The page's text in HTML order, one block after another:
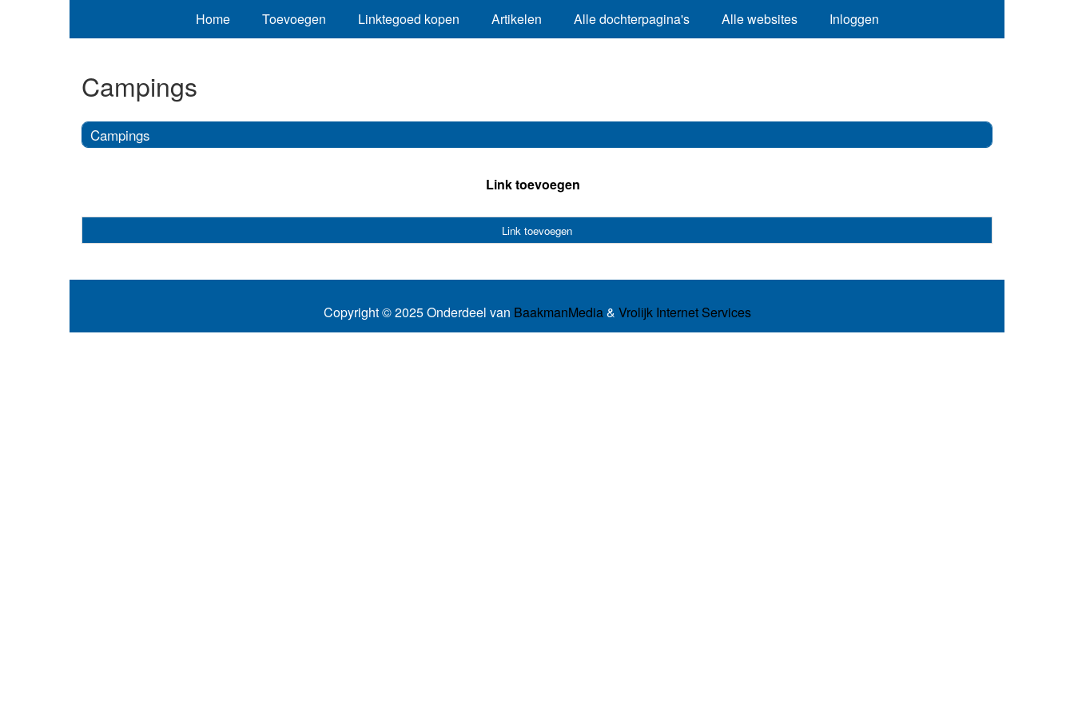
Home Toevoegen Linktegoed kopen Artikelen Alle dochterpagina's Alle websites Inloggen
Campings
Campings
Link toevoegen
Link toevoegen
Copyright © 2025 Onderdeel van BaakmanMedia& Vrolijk Internet Services